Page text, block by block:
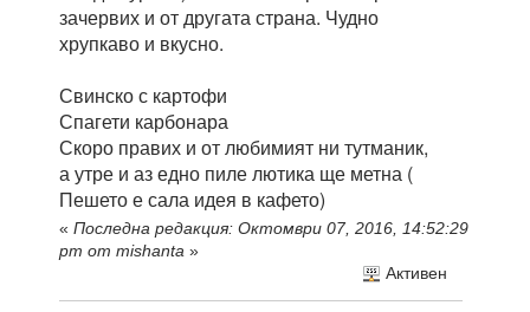
зачервих и от другата страна. Чудно
хрупкаво и вкусно.
Свинско с картофи
Спагети карбонара
Скоро правих и от любимият ни тутманик,
а утре и аз едно пиле лютика ще метна (
Пешето е сала идея в кафето)
« Последна редакция: Октомври 07, 2016, 14:52:29
pm от mishanta »
Активен